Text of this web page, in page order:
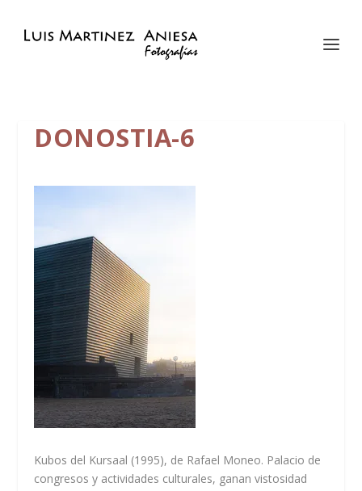
DONOSTIA-6
Kubos del Kursaal (1995), de Rafael Moneo. Palacio de
congresos y actividades culturales, ganan vistosidad